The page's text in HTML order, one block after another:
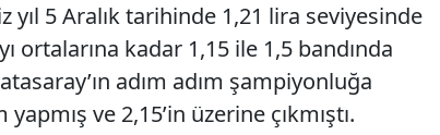
yıl 5 Aralık tarihinde 1,21 lira seviyesinde
ortalarına kadar 1,15 ile 1,5 bandında
adım adım şampiyonluğa
ve 2,15’in üzerine çıkmıştı.